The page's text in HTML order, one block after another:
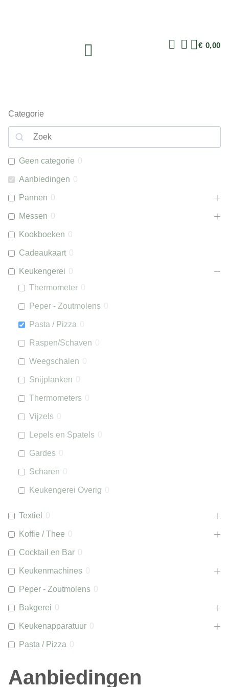
€ 0,00
Categorie
Geen categorie 0
Aanbiedingen 0
Pannen 0
Messen 0
Kookboeken 0
Cadeaukaart 0
Keukengerei 0
Thermometer
Peper - Zoutmolens
Pasta / Pizza
Raspen/Schaven
Weegschalen
Snijplanken
Thermometers
Vijzels
Lepels en Spatels
Gardes
Scharen
Keukengerei Overig
Textiel 0
Koffie / Thee 0
Cocktail en Bar 0
Keukenmachines 0
Peper - Zoutmolens 0
Bakgerei 0
Keukenapparatuur 0
Pasta / Pizza 0
Aanbiedingen